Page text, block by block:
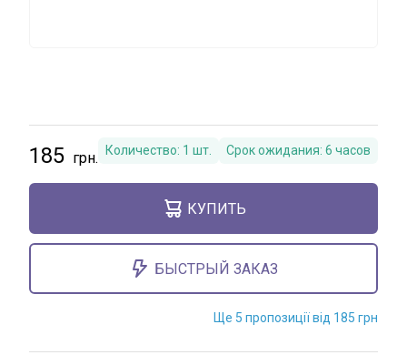
185 Количество: 1 шт. Срок ожидания: 6 часов
КУПИТЬ
БЫСТРЫЙ ЗАКАЗ
Ще 5 пропозиції від 185 грн